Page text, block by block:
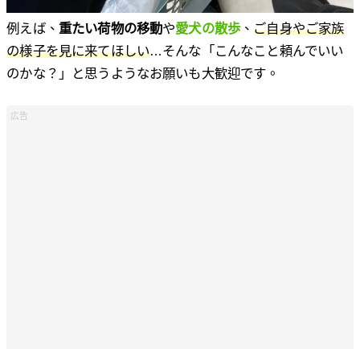
例えば、 重たい荷物の移動や愛犬の散歩、ご自身やご家族
の様子を見に来てほしい…そんな「こんなこと頼んでいい
のかな？」と思うようなお願いも大歓迎です。